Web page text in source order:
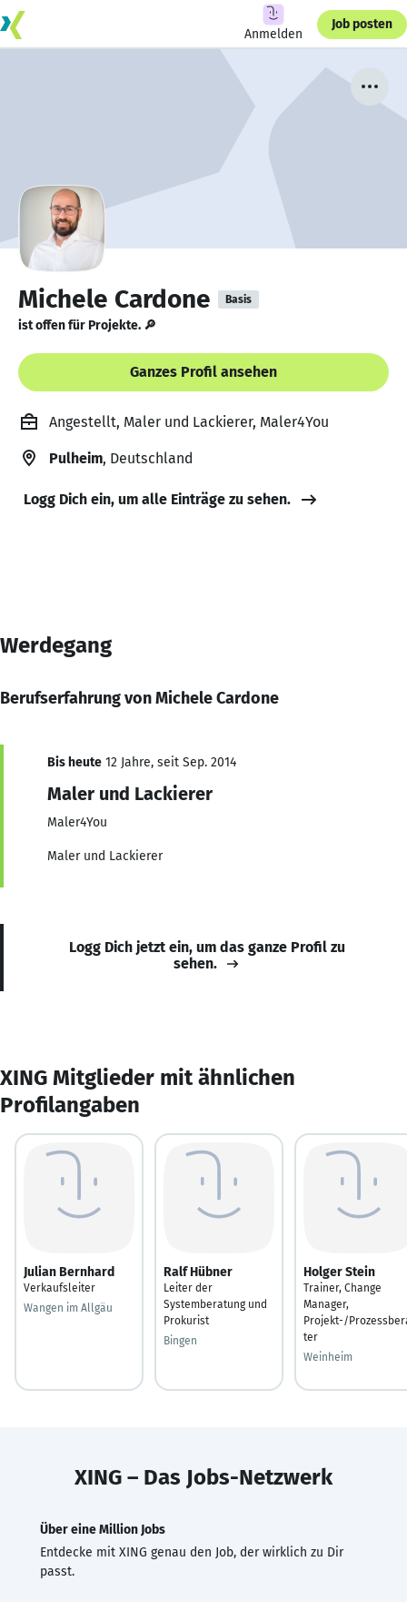
Anmelden
Job posten
Michele Cardone Basis
ist offen für Projekte. 🔎
Ganzes Profil ansehen
Angestellt, Maler und Lackierer, Maler4You
Pulheim, Deutschland
Logg Dich ein, um alle Einträge zu sehen.
Werdegang
Berufserfahrung von Michele Cardone
Bis heute 12 Jahre, seit Sep. 2014
Maler und Lackierer
Maler4You
Maler und Lackierer
Logg Dich jetzt ein, um das ganze Profil zu
sehen.
XING Mitglieder mit ähnlichen
Profilangaben
Julian Bernhard
Verkaufsleiter
Wangen im Allgäu
Ralf Hübner
Leiter der
Systemberatung und
Prokurist
Bingen
Holger Stein
Trainer, Change
Manager,
Projekt-/
ter
Weinheim
XING – Das Jobs-Netzwerk
Über eine Million Jobs
Entdecke mit XING genau den Job, der wirklich zu Dir
passt.